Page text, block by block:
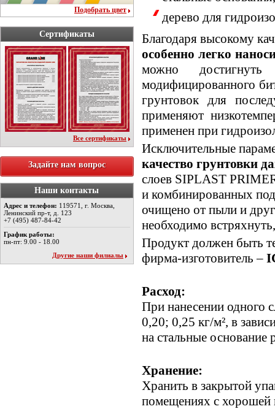
Подобрать цвет
Сертификаты
Все сертификаты
Задайте нам вопрос
Наши контакты
Адрес и телефон: 119571, г. Москва,
Ленинский пр-т, д. 123
+7 (495) 487-84-42
График работы:
пн-пт: 9.00 - 18.00
Другие наши филиалы
дерево для
Благодаря высокому
особенно легко
можно
модифицированного
грунтовок для
применяют
применен при
Исключительные
качество грунтовки
слоев SIPLAST
и комбинированных
очищено от пыли и
необходимо
Продукт должен быть
фирма-изготовитель –
Расход:
При нанесении одного
0,20; 0,25 кг/м², в
на стальные основание
Хранение:
Хранить в закрытой
помещениях с хорошей